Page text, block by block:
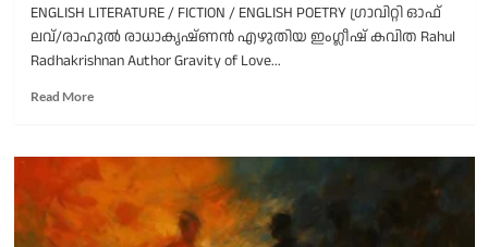
ENGLISH LITERATURE / FICTION / ENGLISH POETRY ഗ്രാവിറ്റി ഓഫ്
ലവ്/രാഹുൽ രാധാകൃഷ്ണൻ എഴുതിയ ഇംഗ്ലീഷ് കവിത Rahul
Radhakrishnan Author Gravity of Love...
Read MoreRead
Gravity
Love/English
written